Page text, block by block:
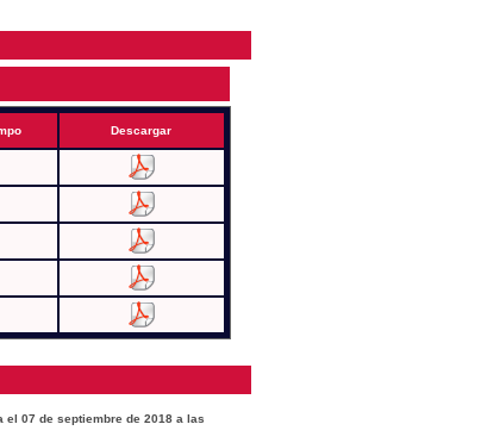
Descargar
el 07 de septiembre de 2018 a las